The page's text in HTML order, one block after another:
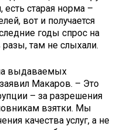
есть старая норма –
вот и получается
годы спрос на
там не слыхали.
выдаваемых
Макаров. – Это
– за разрешения
взятки. Мы
качества услуг, а не